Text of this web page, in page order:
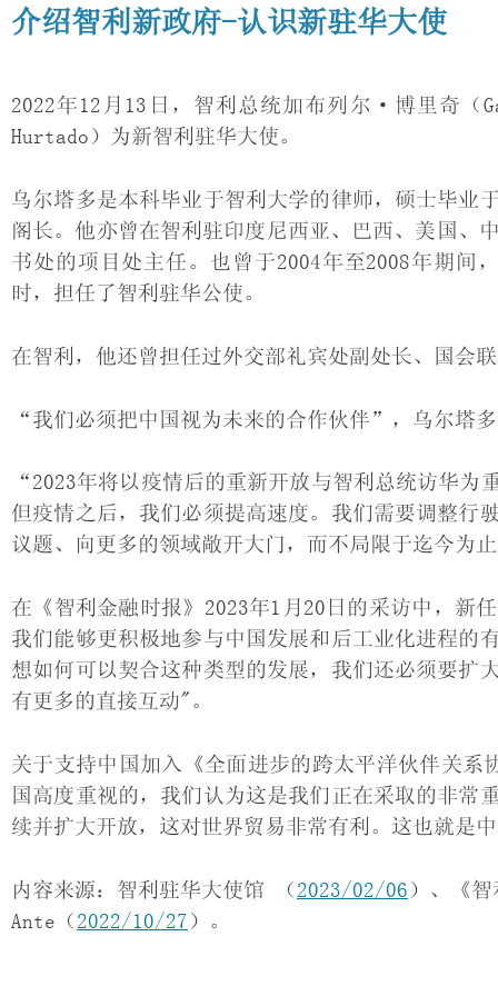
介绍智利新政府-认识新驻华大使
​2022年12月13日，智利总统加布列尔·博里奇
Hurtado）为新智利驻华大使。
乌尔塔多是本科毕业于智利大学的律师，硕士毕业
阁长。他亦曾在智利驻印度尼西亚、巴西、美国、
书处的项目处主任。也曾于2004年至2008年期
时，担任了智利驻华公使。
在智利，他还曾担任过外交部礼宾处副处长、国会
“我们必须把中国视为未来的合作伙伴”，乌尔塔
“2023年将以疫情后的重新开放与智利总统访华
但疫情之后，我们必须提高速度。我们需要调整行
议题、向更多的领域敞开大门，而不局限于迄今为
在《智利金融时报》2023年1月20日的采访中，
我们能够更积极地参与中国发展和后工业化进程的
想如何可以契合这种类型的发展，我们还必须要扩
有更多的直接互动"。
关于支持中国加入《全面进步的跨太平洋伙伴关系
国高度重视的，我们认为这是我们正在采取的非常
续并扩大开放，这对世界贸易非常有利。这也就是
内容来源：智利驻华大使馆 （ 2023/02/06 ）、《
Ante（ 2022/10/27 ）。